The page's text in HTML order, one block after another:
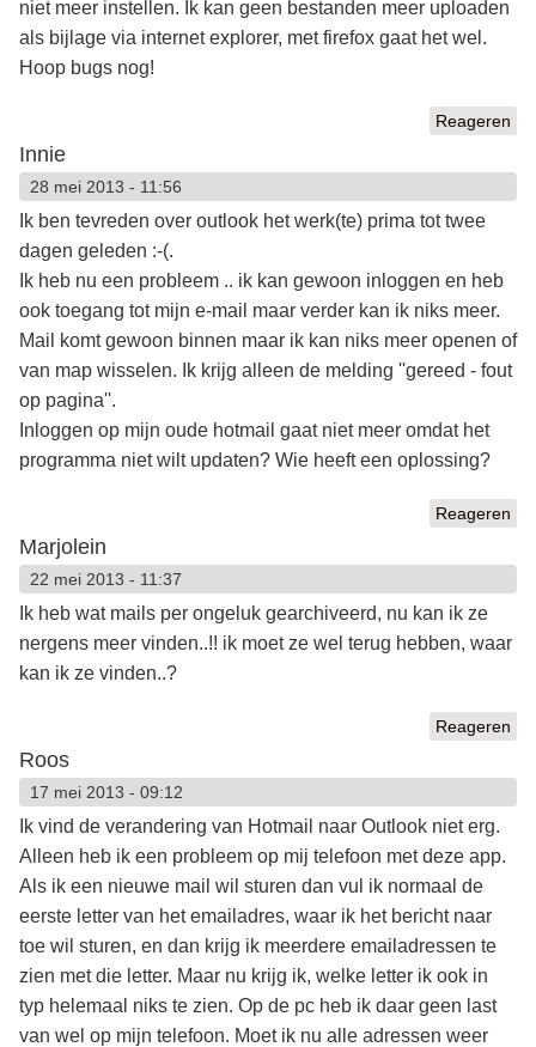
niet meer instellen. Ik kan geen bestanden meer uploaden
als bijlage via internet explorer, met firefox gaat het wel.
Hoop bugs nog!
Reageren
Innie
28 mei 2013 - 11:56
Ik ben tevreden over outlook het werk(te) prima tot twee
dagen geleden :-(.
Ik heb nu een probleem .. ik kan gewoon inloggen en heb
ook toegang tot mijn e-mail maar verder kan ik niks meer.
Mail komt gewoon binnen maar ik kan niks meer openen of
van map wisselen. Ik krijg alleen de melding ''gereed - fout
op pagina''.
Inloggen op mijn oude hotmail gaat niet meer omdat het
programma niet wilt updaten? Wie heeft een oplossing?
Reageren
Marjolein
22 mei 2013 - 11:37
Ik heb wat mails per ongeluk gearchiveerd, nu kan ik ze
nergens meer vinden..!! ik moet ze wel terug hebben, waar
kan ik ze vinden..?
Reageren
Roos
17 mei 2013 - 09:12
Ik vind de verandering van Hotmail naar Outlook niet erg.
Alleen heb ik een probleem op mij telefoon met deze app.
Als ik een nieuwe mail wil sturen dan vul ik normaal de
eerste letter van het emailadres, waar ik het bericht naar
toe wil sturen, en dan krijg ik meerdere emailadressen te
zien met die letter. Maar nu krijg ik, welke letter ik ook in
typ helemaal niks te zien. Op de pc heb ik daar geen last
van wel op mijn telefoon. Moet ik nu alle adressen weer